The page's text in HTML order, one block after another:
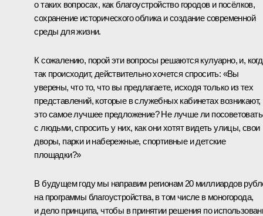
о таких вопросах, как благоустройство городов и посёлков,
сохранение исторического облика и создание современной
среды для жизни.
К сожалению, порой эти вопросы решаются кулуарно, и,
так происходит, действительно хочется спросить: «Вы
уверены, что то, что вы предлагаете, исходя только из тех
представлений, которые в служебных кабинетах возникают,
это самое лучшее предложение? Не лучше ли
с людьми, спросить у них, как они хотят видеть улицы, свои
дворы, парки и набережные, спортивные и детские
площадки?»
В будущем году мы направим регионам 20 миллиардов
на программы благоустройства, в том числе в моногорода,
и дело принципа, чтобы в принятии решения по